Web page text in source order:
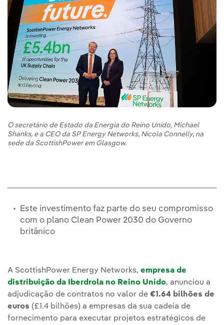
O secretário de Estado da Energia do Reino Unido, Michael
Shanks, e a CEO da SP Energy Networks, Nicola Connelly, na
sede da ScottishPower em Glasgow.
Este investimento faz parte do seu compromisso
com o plano Clean Power 2030 do Governo
britânico
A ScottishPower Energy Networks, empresa de
distribuição da Iberdrola no Reino Unido, anunciou a
adjudicação de contratos no valor de €1.64 bilhões de
euros (£1.4 bilhões) a empresas da sua cadeia de
fornecimento para executar projetos estratégicos de